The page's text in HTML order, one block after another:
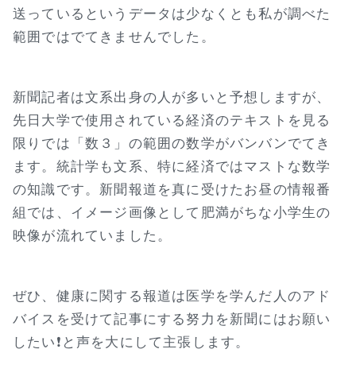
送っているというデータは少なくとも私が調べた
範囲ではでてきませんでした。
新聞記者は文系出身の人が多いと予想しますが、
先日大学で使用されている経済のテキストを見る
限りでは「数３」の範囲の数学がバンバンでてき
ます。統計学も文系、特に経済ではマストな数学
の知識です。新聞報道を真に受けたお昼の情報番
組では、イメージ画像として肥満がちな小学生の
映像が流れていました。
ぜひ、健康に関する報道は医学を学んだ人のアド
バイスを受けて記事にする努力を新聞にはお願い
したい❗と声を大にして主張します。